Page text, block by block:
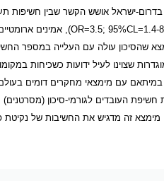
ישראל אושש הקשר שבין חשיפות
OR=3.5; 95%CL=1.4-), אמינים
שהסיכון עולה עם העלייה במספר
שצוינו לעיל ידועות כשכיחות
במיתאם עם מימצאי מחקרים דומים
חשיפת העובדים לגורמי-סיכון
מימצא זה מדגיש את החשיבות של נקיטת